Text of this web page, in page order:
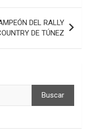
DEL RALLY
DE TÚNEZ
Buscar